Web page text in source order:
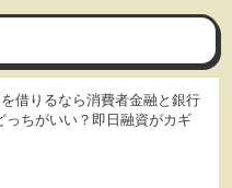
借りるなら消費者金融と銀行
っちがいい？即日融資がカギ